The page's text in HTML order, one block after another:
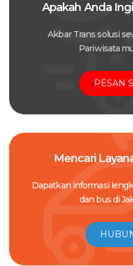
Apakah Anda
Akbar Trans solusi
Pariwisata
PESAN
Mencari
Dapatkan informasi
dan bus di